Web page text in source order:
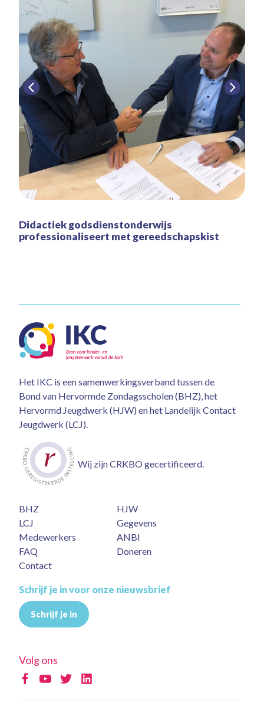
Didactiek godsdienstonderwijs
professionaliseert met gereedschapskist
Het IKC is een samenwerkingsverband tussen de
Bond van Hervormde Zondagsscholen (BHZ), het
Hervormd Jeugdwerk (HJW) en het Landelijk Contact
Jeugdwerk (LCJ).
Wij zijn CRKBO gecertificeerd.
BHZ
HJW
LCJ
Gegevens
Medewerkers
ANBI
FAQ
Doneren
Contact
Schrijf je in voor onze nieuwsbrief
Schrijf je in
Volg ons